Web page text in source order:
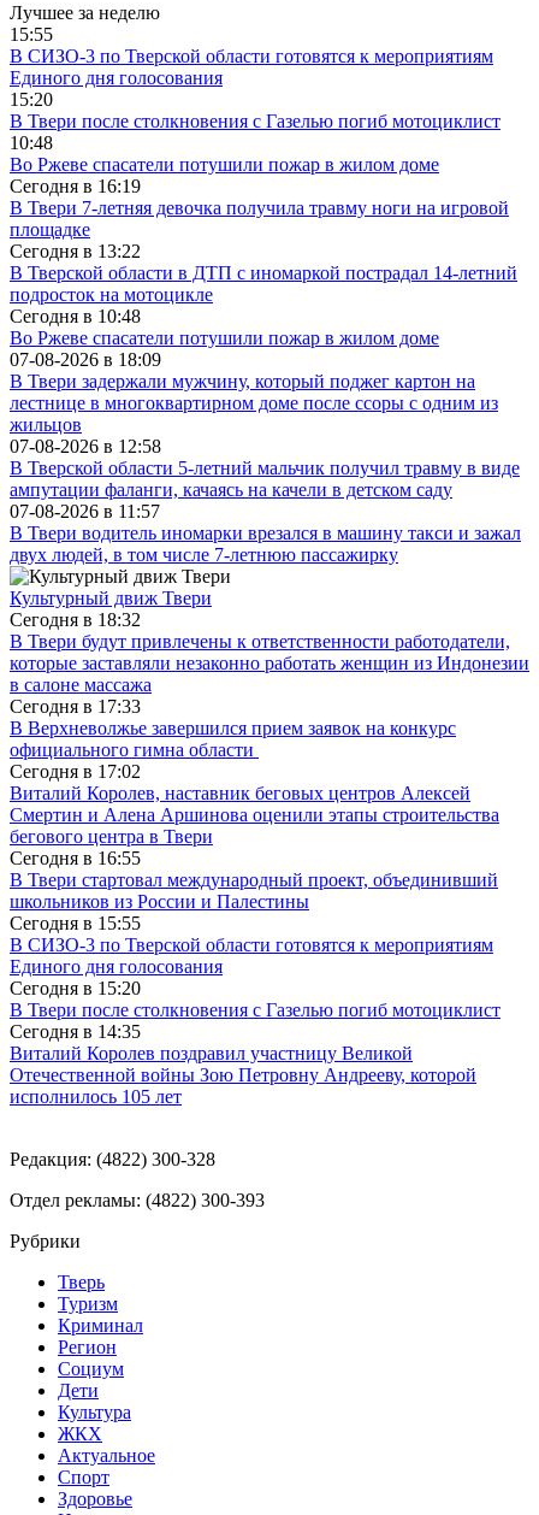
Лучшее за неделю
15:55
В СИЗО-3 по Тверской области готовятся к мероприятиям
Единого дня голосования
15:20
В Твери после столкновения с Газелью погиб мотоциклист
10:48
Во Ржеве спасатели потушили пожар в жилом доме
Сегодня в 16:19
В Твери 7-летняя девочка получила травму ноги на игровой
площадке
Сегодня в 13:22
В Тверской области в ДТП с иномаркой пострадал 14-летний
подросток на мотоцикле
Сегодня в 10:48
Во Ржеве спасатели потушили пожар в жилом доме
07-08-2026 в 18:09
В Твери задержали мужчину, который поджег картон на
лестнице в многоквартирном доме после ссоры с одним из
жильцов
07-08-2026 в 12:58
В Тверской области 5-летний мальчик получил травму в виде
ампутации фаланги, качаясь на качели в детском саду
07-08-2026 в 11:57
В Твери водитель иномарки врезался в машину такси и зажал
двух людей, в том числе 7-летнюю пассажирку
Культурный движ Твери
Сегодня в 18:32
В Твери будут привлечены к ответственности работодатели,
которые заставляли незаконно работать женщин из Индонезии
в салоне массажа
Сегодня в 17:33
В Верхневолжье завершился прием заявок на конкурс
официального гимна области
Сегодня в 17:02
Виталий Королев, наставник беговых центров Алексей
Смертин и Алена Аршинова оценили этапы строительства
бегового центра в Твери
Сегодня в 16:55
В Твери стартовал международный проект, объединивший
школьников из России и Палестины
Сегодня в 15:55
В СИЗО-3 по Тверской области готовятся к мероприятиям
Единого дня голосования
Сегодня в 15:20
В Твери после столкновения с Газелью погиб мотоциклист
Сегодня в 14:35
Виталий Королев поздравил участницу Великой
Отечественной войны Зою Петровну Андрееву, которой
исполнилось 105 лет
Редакция: (4822) 300-328
Отдел рекламы: (4822) 300-393
Рубрики
Тверь
Туризм
Криминал
Регион
Социум
Дети
Культура
ЖКХ
Актуальное
Спорт
Здоровье